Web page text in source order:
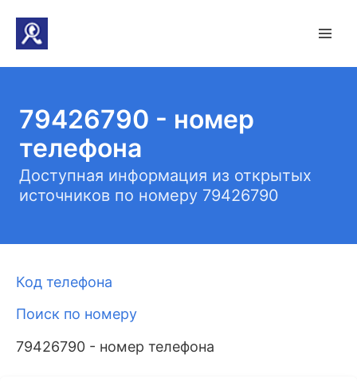
79426790 - номер
телефона
Доступная информация из открытых
источников по номеру 79426790
Код телефона
Поиск по номеру
79426790 - номер телефона